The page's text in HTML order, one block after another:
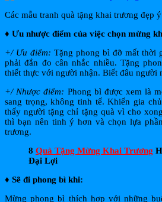
Các mẫu tranh quà tặng khai trương đẹp
♦ Ưu nhược điểm của việc chọn mừng
+/ Ưu điểm: Tặng phong bì đỡ mất thời
phải đắn đo cân nhắc nhiều. Tặng
thiết thực với người nhận. Biết đâu người
+/ Nhược điểm: Phong bì được xem là
sang trọng, không tinh tế. Khiến gia
thấy người tặng chỉ tặng quà vì cho
thì bạn nên tinh ý hơn và chọn lựa
trương.
8 Quà Tặng Mừng Khai Trương
Đại Lợi
♦ Sẽ đi phong bì khi:
Mừng phong bì thích hợp với những